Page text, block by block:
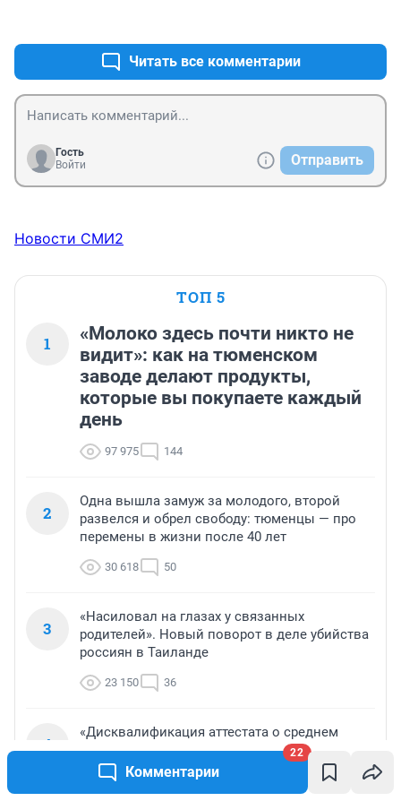
Комментарии
22
Читать все комментарии
Гость
Войти
Отправить
Новости СМИ2
ТОП 5
1
«Молоко здесь почти никто не
видит»: как на тюменском
заводе делают продукты,
которые вы покупаете каждый
день
97 975 144
2
Одна вышла замуж за молодого, второй
развелся и обрел свободу: тюменцы — про
перемены в жизни после 40 лет
30 618 50
3
«Насиловал на глазах у связанных
родителей». Новый поворот в деле убийства
россиян в Таиланде
23 150 36
4
«Дисквалификация аттестата о среднем
образовании». В стране растет число
стобалльников ЕГЭ — почему это не повод
для радости